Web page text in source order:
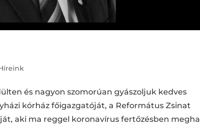
és nagyon szomorúan gyászoljuk kedves
kórház főigazgatóját, a Református Zsinat
aki ma reggel koronavírus fertőzésben